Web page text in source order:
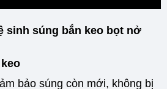
sinh súng bắn keo bọt nở
bảo súng còn mới, không bị